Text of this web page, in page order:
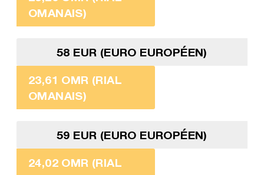
OMANAIS)
58 EUR (EURO EUROPÉEN)
23,61 OMR (RIAL
OMANAIS)
59 EUR (EURO EUROPÉEN)
24,02 OMR (RIAL